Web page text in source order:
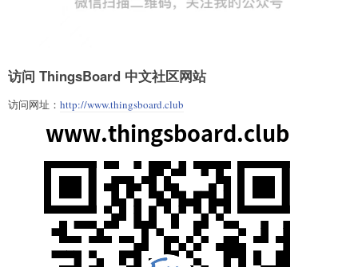
访问 ThingsBoard 中文社区网站
访问网址： http://www.thingsboard.club